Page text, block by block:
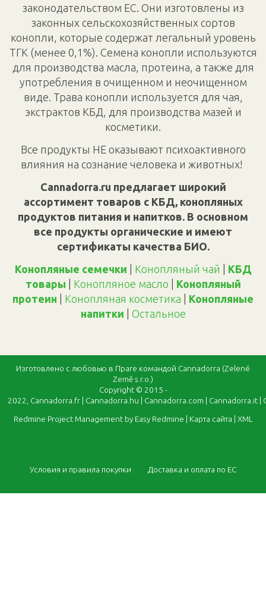
законодательством ЕС. Они изготовлены из
законных сельскохозяйственных сортов
конопли, которые содержат легальный уровень
ТГК (менее 0,1%). Семена конопли используются
для производства масла, протеина, а также для
употребления в очищенном и неочищенном
виде. Трава конопли используется для чая,
экстрактов КБД, для производства мазей и
косметики.
Все продукты НЕ оказывают психоактивного
влияния на сознание человека и животных!
Cannadorra.ru предлагает широкий
ассортимент товаров с КБД, конопляных
продуктов питания и напитков. В основном
все продукты органические и имеют
сертификаты качества БИО.
Конопляные семечки
Конопляный чай
КБД
товары
Конопляное масло
Конопляный
протеин
Конопляная косметика
Конопляные
напитки
Oстальное
Изготовлено с любовью в Праге командой Cannadorra (Zelené
Země s.r.o.)
Copyright © 2015 -
2022, Cannadorra.fr Cannadorra.hu Cannadorra.com Cannadorra.it
Redmine Project Management by Easy Redmine
Карта сайта XML
Условия и правила покупки Доставка и оплата по ЕС